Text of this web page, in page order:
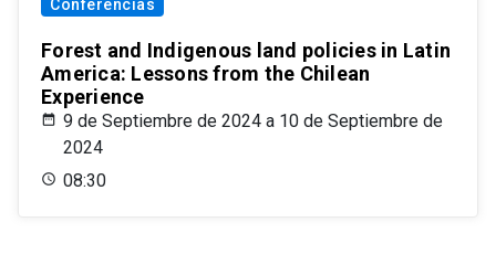
Conferencias
Forest and Indigenous land policies in Latin
America: Lessons from the Chilean
Experience
9 de Septiembre de 2024 a 10 de Septiembre de
2024
08:30